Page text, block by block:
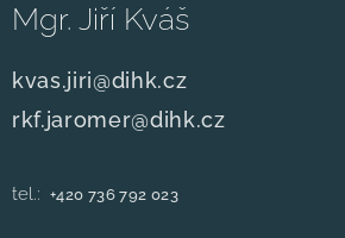
Mgr. Jiří Kváš
kvas.jiri@dihk.cz
rkf.jaromer@dihk.cz
tel.: +420 736 792 023